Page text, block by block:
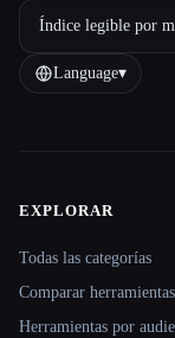
Índice legible por
Language▾
Site
EXPLORAR
Todas las categorías
Comparar herramientas
Herramientas por